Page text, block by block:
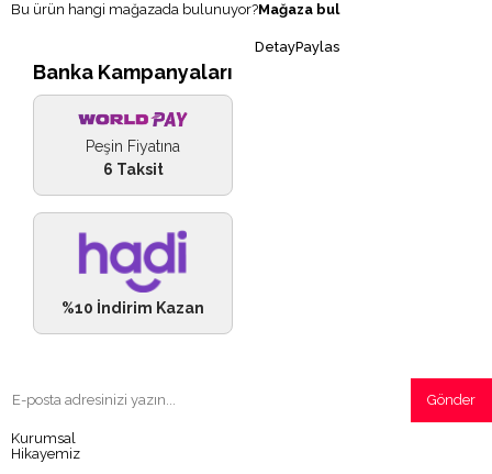
Bu ürün hangi mağazada bulunuyor?Mağaza bul
Banka Kampanyaları
Peşin Fiyatına
6 Taksit
%10 İndirim Kazan
DetayPaylas
Gönder
Kurumsal
Hikayemiz